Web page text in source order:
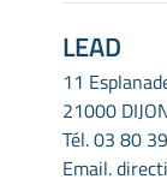
LEAD
11
21000
Tél.03 80
Email.